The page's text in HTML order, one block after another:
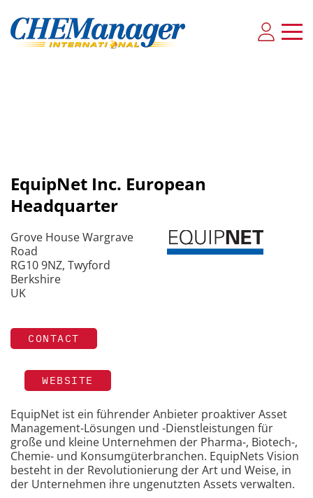
EquipNet Inc. European
Headquarter
Grove House Wargrave
Road
RG10 9NZ, Twyford
Berkshire
UK
CONTACT
WEBSITE
EquipNet ist ein führender Anbieter proaktiver Asset
Management-Lösungen und -Dienstleistungen für
große und kleine Unternehmen der Pharma-, Biotech-,
Chemie- und Konsumgüterbranchen. EquipNets Vision
besteht in der Revolutionierung der Art und Weise, in
der Unternehmen ihre ungenutzten Assets verwalten.